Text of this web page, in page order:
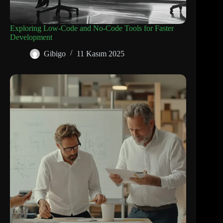
Exploring Low-Code and No-Code Tools for Faster
Development
Gibigo
11 Kasım 2025